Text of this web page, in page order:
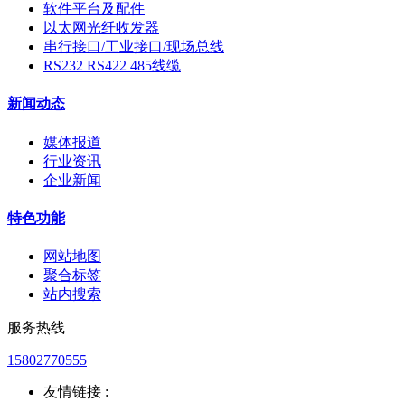
软件平台及配件
以太网光纤收发器
串行接口/工业接口/现场总线
RS232 RS422 485线缆
新闻动态
媒体报道
行业资讯
企业新闻
特色功能
网站地图
聚合标签
站内搜索
服务热线
15802770555
友情链接 :